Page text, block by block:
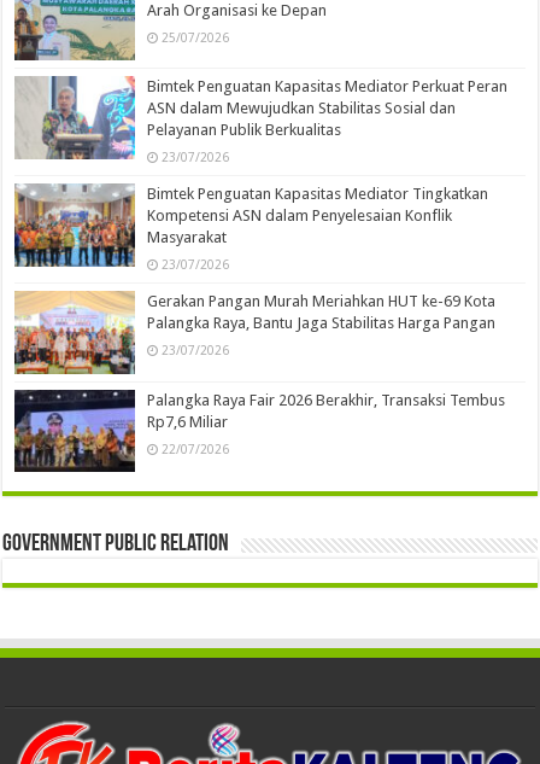
Arah Organisasi ke Depan
25/07/2026
Bimtek Penguatan Kapasitas Mediator Perkuat Peran
ASN dalam Mewujudkan Stabilitas Sosial dan
Pelayanan Publik Berkualitas
23/07/2026
Bimtek Penguatan Kapasitas Mediator Tingkatkan
Kompetensi ASN dalam Penyelesaian Konflik
Masyarakat
23/07/2026
Gerakan Pangan Murah Meriahkan HUT ke-69 Kota
Palangka Raya, Bantu Jaga Stabilitas Harga Pangan
23/07/2026
Palangka Raya Fair 2026 Berakhir, Transaksi Tembus
Rp7,6 Miliar
22/07/2026
Government Public Relation